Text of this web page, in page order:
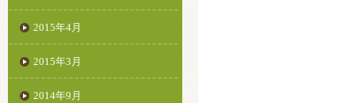
2015年4月
2015年3月
2014年9月